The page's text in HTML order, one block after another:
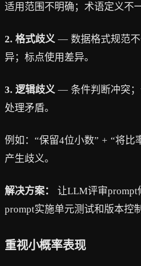
适用范围不明确；术语定义不
2. 格式歧义— 数据格式规范不
异；标点使用差异。
3. 逻辑歧义— 条件判断冲突；
处理矛盾。
例如：“保留4位小数” + “将比
产生歧义。
解决方案：
让LLM评审
prompt实施单元测试和版本控制
重视小概率表现